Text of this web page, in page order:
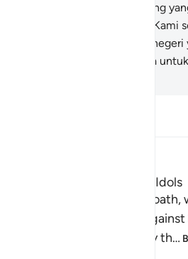
How Ibrahim broke the Idols
Then Ibrahim swore an
people heard, to plot
break them and destroy th…
jadikan mereka orang-orang
Dan Kami
(sepupunya) Nabi Lut ke negeri
limpahkan berkat padanya